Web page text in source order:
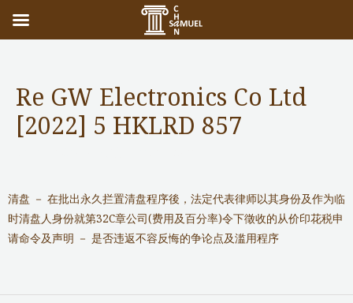
Re GW Electronics Co Ltd
[2022] 5 HKLRD 857
清盘 － 在批出永久拦置清盘程序後，法定代表律师以其身份及作为临
时清盘人身份就第32C章公司(费用及百分率)令下徵收的从价印花税申
请命令及声明 － 是否违返不容反悔的争论点及滥用程序